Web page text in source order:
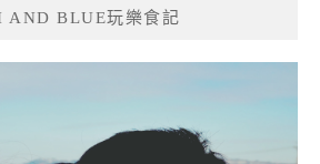
AND BLUE玩樂食記